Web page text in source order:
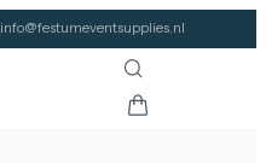
info@festumeventsupplies.nl